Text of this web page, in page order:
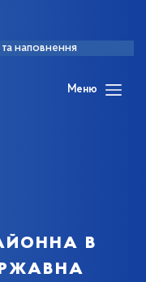
наповнення
Меню
в